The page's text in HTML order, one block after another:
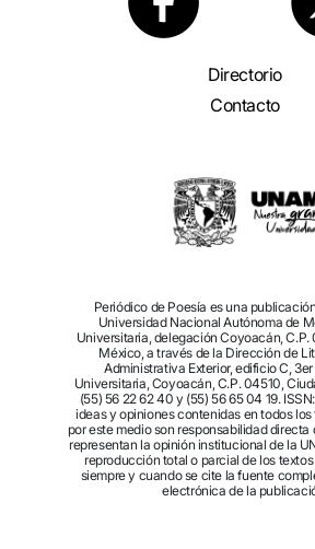
Directorio
Contacto
Periódico de Poesía es una
Universidad Nacional Autónoma de
Universitaria, delegación Coyoacán, C.P.
México, a través de la Dirección de
Administrativa Exterior, edificio C,
Universitaria, Coyoacán, C.P. 04510,
(55) 56 22 62 40 y (55) 56 65 04 19.
ideas y opiniones contenidas en todos
por este medio son responsabilidad directa
representan la opinión institucional de la
reproducción total o parcial de los
siempre y cuando se cite la fuente
electrónica de la